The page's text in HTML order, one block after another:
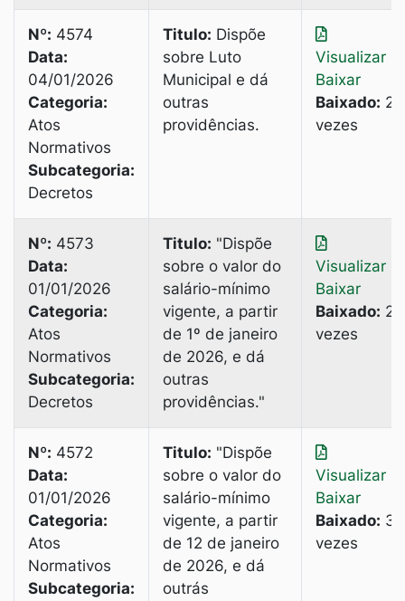
Nº: 4574
Data:
04/01/2026
Categoria:
Atos
Normativos
Subcategoria:
Decretos
Titulo: Dispõe
sobre Luto
Municipal e dá
outras
providências.
Visualizar
Baixar
Baixado: 2
vezes
Nº: 4573
Data:
01/01/2026
Categoria:
Atos
Normativos
Subcategoria:
Decretos
Titulo: "Dispõe
sobre o valor do
salário-mínimo
vigente, a partir
de 1º de janeiro
de 2026, e dá
outras
providências."
Visualizar
Baixar
Baixado: 2
vezes
Nº: 4572
Data:
01/01/2026
Categoria:
Atos
Normativos
Subcategoria:
Titulo: "Dispõe
sobre o valor do
salário-mínimo
vigente, a partir
de 12 de janeiro
de 2026, e dá
outrás
Visualizar
Baixar
Baixado: 3
vezes